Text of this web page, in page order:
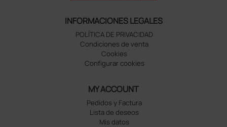
INFORMACIONES LEGALES
POLÍTICA DE PRIVACIDAD
Condiciones de venta
Cookies
Configurar cookies
MY ACCOUNT
Pedidos y Factura
Lista de deseos
Mis datos